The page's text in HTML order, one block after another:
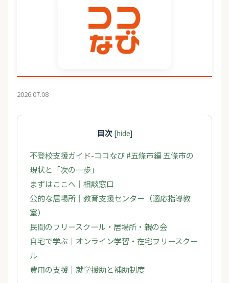
2026.07.08
目次 [hide]
不登校支援ガイド-ココなび #五條市編 五條市の
現状と「次の一歩」
まずはここへ｜相談窓口
公的な居場所｜教育支援センター（適応指導教
室）
民間のフリースクール・居場所・親の会
自宅で学ぶ｜オンライン学習・在宅フリースクー
ル
費用の支援｜就学援助と補助制度